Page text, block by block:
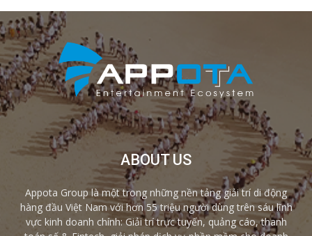
ABOUT US
Appota Group là một trong những nền tảng giải trí di động
hàng đầu Việt Nam với hơn 55 triệu người dùng trên sáu lĩnh
vực kinh doanh chính: Giải trí trực tuyến, quảng cáo, thanh